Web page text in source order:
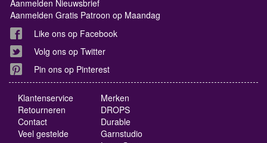
Aanmelden Nieuwsbrief
Aanmelden Gratis Patroon op Maandag
Like ons op Facebook
Volg ons op Twitter
Pin ons op Pinterest
Klantenservice
Retourneren
Contact
Veel gestelde
Merken
DROPS
Durable
Garnstudio